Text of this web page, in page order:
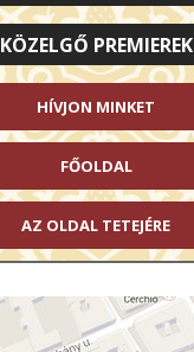
KÖZELGŐ PREMIEREK
HÍVJON MINKET
FŐOLDAL
AZ OLDAL TETEJÉRE